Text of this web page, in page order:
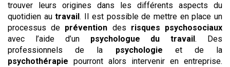
trouver leurs origines dans les différents aspects du
quotidien autravail. Il est possible de mettre en place un
processus de prévention des risques psychosociaux
avec l’aide d’un psychologue du travail. Des
professionnels de la psychologie et de la
psychothérapie pourront alors intervenir en entreprise.